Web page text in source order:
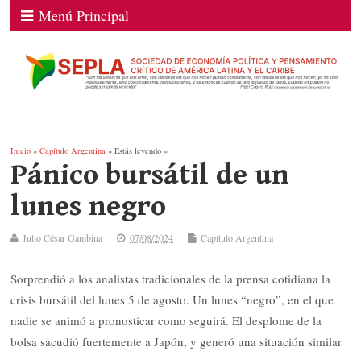
Menú Principal
Inicio »Capítulo Argentina » Estás leyendo »
Pánico bursátil de un
lunes negro
Julio César Gambina 07/08/2024 Capítulo Argentina
Sorprendió a los analistas tradicionales de la prensa cotidiana la
crisis bursátil del lunes 5 de agosto. Un lunes “negro”, en el que
nadie se animó a pronosticar como seguirá. El desplome de la
bolsa sacudió fuertemente a Japón, y generó una situación similar